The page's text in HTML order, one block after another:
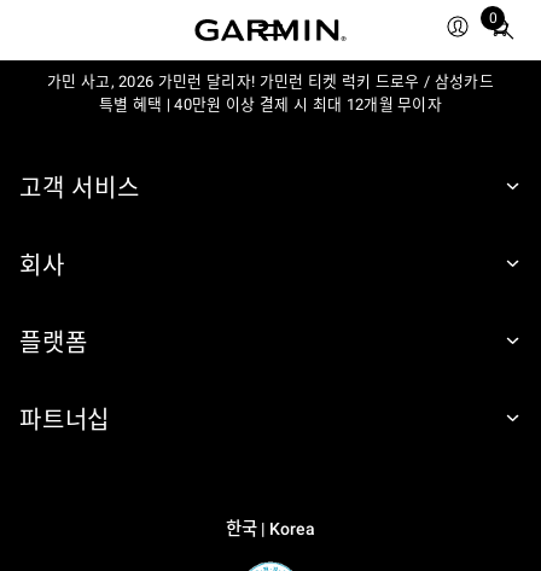
0
Total
items
in
가민 사고, 2026 가민런 달리자! 가민런 티켓 럭키 드로우 / 삼성카드
특별 혜택 | 40만원 이상 결제 시 최대 12개월 무이자
고객 서비스
회사
플랫폼
파트너십
한국 | Korea